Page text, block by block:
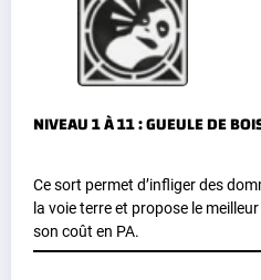
NIVEAU 1 À 11 : GUEULE DE
Ce sort permet d’infliger des
la voie terre et propose le
son coût en PA.